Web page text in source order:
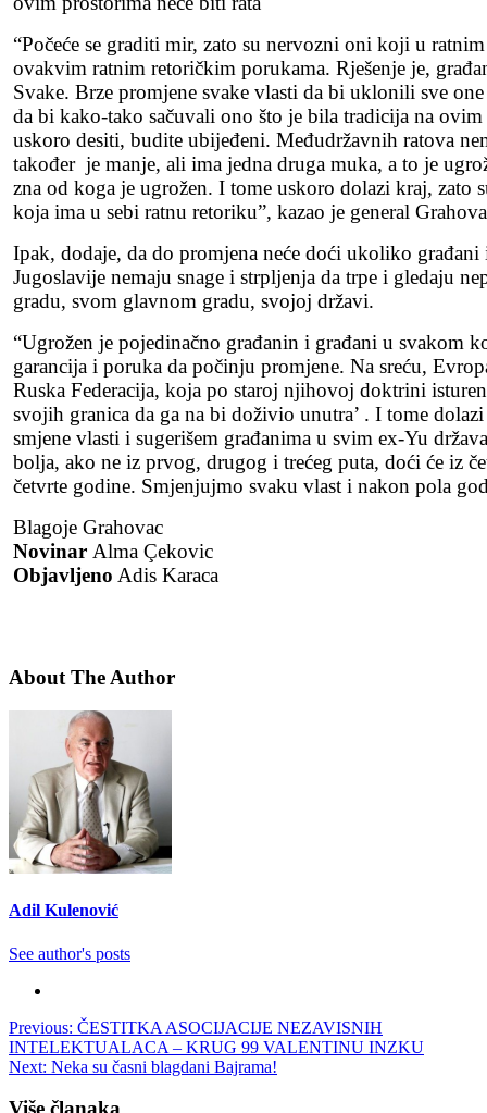
“Počeće se graditi mir, zato su nervozni oni koji u
ovakvim ratnim retoričkim porukama. Rješenje je,
Svake. Brze promjene svake vlasti da bi uklonili sve
da bi kako-tako sačuvali ono što je bila tradicija na
uskoro desiti, budite ubijeđeni. Međudržavnih ratova
također je manje, ali ima jedna druga muka, a to je
zna od koga je ugrožen. I tome uskoro dolazi kraj, zato
koja ima u sebi ratnu retoriku”, kazao je general
Ipak, dodaje, da do promjena neće doći ukoliko građani
Jugoslavije nemaju snage i strpljenja da trpe i gledaju
gradu, svom glavnom gradu, svojoj državi.
“Ugrožen je pojedinačno građanin i građani u svakom
garancija i poruka da počinju promjene. Na sreću,
Ruska Federacija, koja po staroj njihovoj doktrini
svojih granica da ga na bi doživio unutra’ . I tome
smjene vlasti i sugerišem građanima u svim ex-Yu
bolja, ako ne iz prvog, drugog i trećeg puta, doći će iz
četvrte godine. Smjenjujmo svaku vlast i nakon pola
Blagoje Grahovac
Novinar Alma Çekovic
Objavljeno Adis Karaca
About The Author
Adil Kulenović
See author's posts
Post
navigation
Previous: ČESTITKA ASOCIJACIJE NEZAVISNIH
INTELEKTUALACA – KRUG 99 VALENTINU INZKU
Next: Neka su časni blagdani Bajrama!
Više članaka